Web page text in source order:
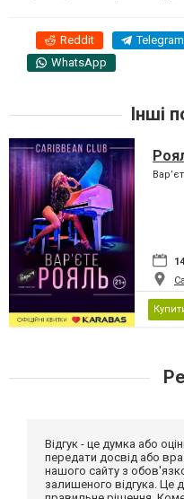
Reddit Telegram
WhatsApp
Інші
Відгук - це думка або
передати досвід або
нашого сайту з
залишеного відгука. Це